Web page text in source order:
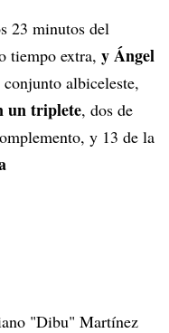
23 minutos del
tiempo extra, y Ángel
albiceleste,
un triplete, dos de
y 13 de la
"Dibu" Martínez